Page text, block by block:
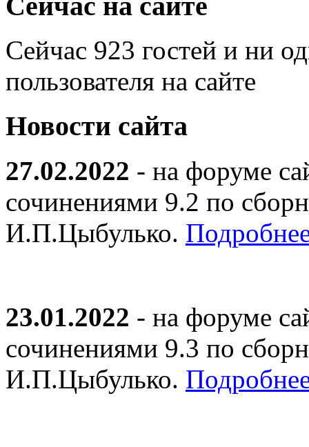
Сейчас 923 гостей и ни
пользователя на сайте
Новости сайта
27.02.2022 - на форуме
сочинениями 9.2 по
И.П.Цыбулько.
23.01.2022 - на форуме
сочинениями 9.3 по
И.П.Цыбулько.